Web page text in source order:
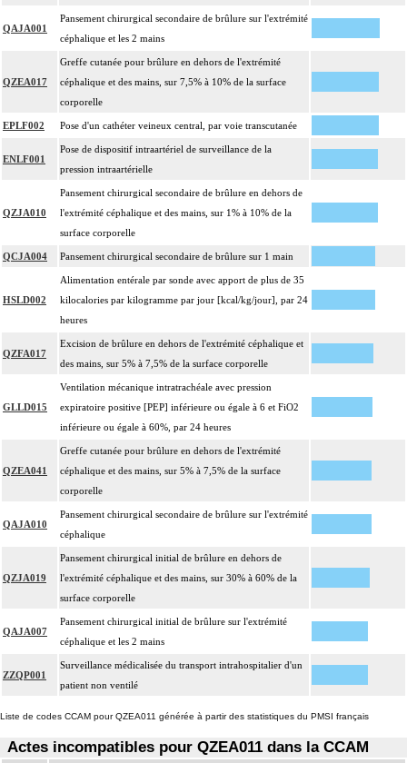
QAJA001
Pansement chirurgical secondaire de brûlure sur l'extrémité
céphalique et les 2 mains
QZEA017
Greffe cutanée pour brûlure en dehors de l'extrémité
céphalique et des mains, sur 7,5% à 10% de la surface
corporelle
EPLF002 Pose d'un cathéter veineux central, par voie transcutanée
ENLF001
Pose de dispositif intraartériel de surveillance de la
pression intraartérielle
QZJA010
Pansement chirurgical secondaire de brûlure en dehors de
l'extrémité céphalique et des mains, sur 1% à 10% de la
surface corporelle
QCJA004 Pansement chirurgical secondaire de brûlure sur 1 main
HSLD002
Alimentation entérale par sonde avec apport de plus de 35
kilocalories par kilogramme par jour [kcal/kg/jour], par 24
heures
QZFA017
Excision de brûlure en dehors de l'extrémité céphalique et
des mains, sur 5% à 7,5% de la surface corporelle
GLLD015
Ventilation mécanique intratrachéale avec pression
expiratoire positive [PEP] inférieure ou égale à 6 et FiO2
inférieure ou égale à 60%, par 24 heures
QZEA041
Greffe cutanée pour brûlure en dehors de l'extrémité
céphalique et des mains, sur 5% à 7,5% de la surface
corporelle
QAJA010
Pansement chirurgical secondaire de brûlure sur l'extrémité
céphalique
QZJA019
Pansement chirurgical initial de brûlure en dehors de
l'extrémité céphalique et des mains, sur 30% à 60% de la
surface corporelle
QAJA007
Pansement chirurgical initial de brûlure sur l'extrémité
céphalique et les 2 mains
ZZQP001
Surveillance médicalisée du transport intrahospitalier d'un
patient non ventilé
Liste de codes CCAM pour QZEA011 générée à partir des statistiques du PMSI français
Actes incompatibles pour QZEA011 dans la CCAM